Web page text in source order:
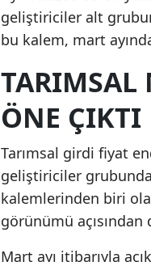
geliştiriciler alt
bu kalem, mart
TARIMSAL
ÖNE ÇIKTI
Tarımsal girdi fiyat
geliştiriciler
kalemlerinden biri
görünümü
Mart ayı itibarıyla